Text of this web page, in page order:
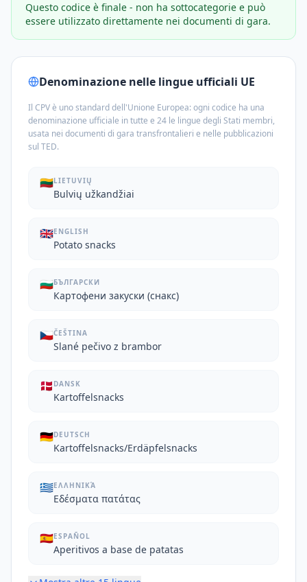
Questo codice è finale - non ha sottocategorie e può
essere utilizzato direttamente nei documenti di gara.
Denominazione nelle lingue ufficiali UE
Il CPV è uno standard dell'Unione Europea: ogni codice ha una
denominazione ufficiale in tutte e 24 le lingue degli Stati membri,
usata nei documenti di gara transfrontalieri e nelle pubblicazioni
sul TED.
🇱🇹LIETUVIŲ
Bulvių užkandžiai
🇬🇧ENGLISH
Potato snacks
🇧🇬БЪЛГАРСКИ
Картофени закуски (снакс)
🇨🇿ČEŠTINA
Slané pečivo z brambor
🇩🇰 DANSK
Kartoffelsnacks
🇩🇪DEUTSCH
Kartoffelsnacks/Erdäpfelsnacks
🇬🇷ΕΛΛΗΝΙΚΆ
Εδέσματα πατάτας
🇪🇸ESPAÑOL
Aperitivos a base de patatas